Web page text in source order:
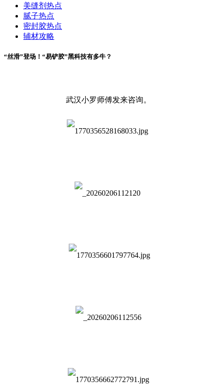
美缝剂热点
腻子热点
密封胶热点
辅材攻略
“丝滑”登场！“易铲胶”黑科技有多牛？
武汉小罗师傅发来咨询。